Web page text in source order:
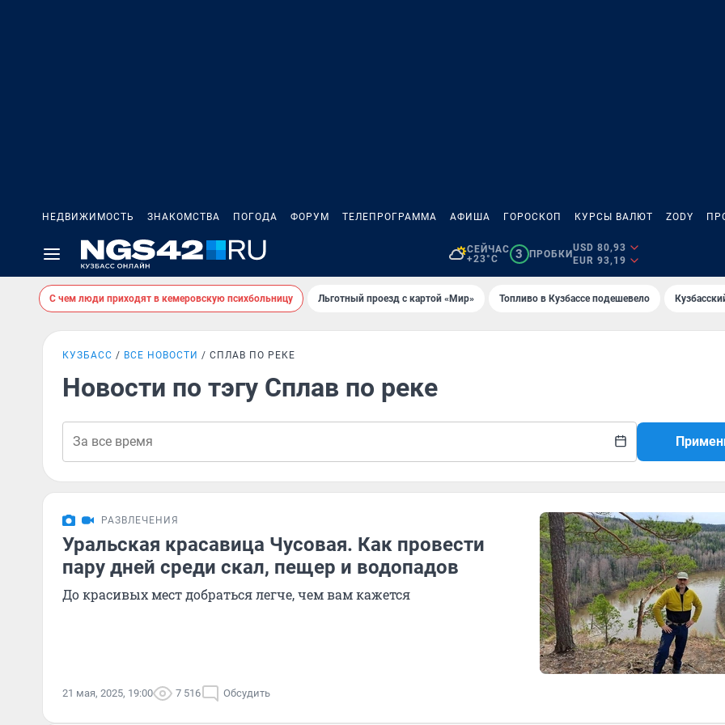
НЕДВИЖИМОСТЬ ЗНАКОМСТВА ПОГОДА ФОРУМ ТЕЛЕПРОГРАММА АФИША ГОРОСКОП КУРСЫ ВАЛЮТ ZODY
СЕЙЧАС
+23°C
3 ПРОБКИ
USD 80,93
EUR 93,19
С чем люди приходят в кемеровскую психбольницу Льготный проезд с картой «Мир» Топливо в Кузбассе подешевело
КУЗБАСС ВСЕ НОВОСТИ СПЛАВ ПО РЕКЕ
Новости по тэгу Сплав по реке
РАЗВЛЕЧЕНИЯ
Уральская красавица Чусовая. Как провести
пару дней среди скал, пещер и водопадов
До красивых мест добраться легче, чем вам кажется
21 мая, 2025, 19:00 7 516 Обсудить